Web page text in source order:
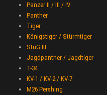
Panzer II / III / IV
Panther
Tiger
Königstiger / Stürmtiger
StuG III
Jagdpanther / Jagdtiger
T-34
KV-1 / KV-2 / KV-7
M26 Pershing